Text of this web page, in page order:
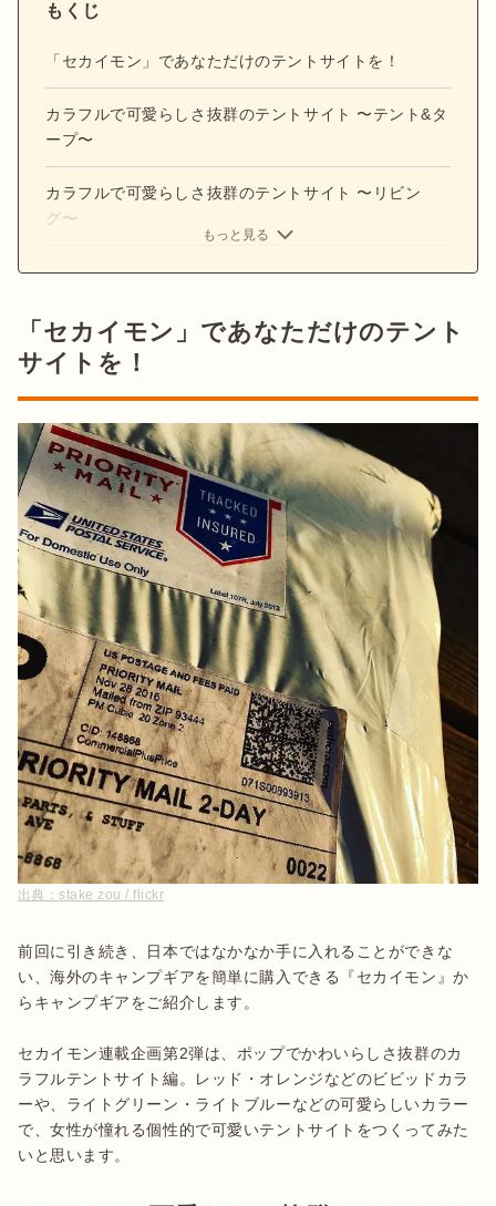
もくじ
「セカイモン」であなただけのテントサイトを！
カラフルで可愛らしさ抜群のテントサイト 〜テント&タ
ープ〜
カラフルで可愛らしさ抜群のテントサイト 〜リビン
グ〜
もっと見る
「セカイモン」であなただけのテント
サイトを！
出典： stake zou / flickr
前回に引き続き、日本ではなかなか手に入れることができな
い、海外のキャンプギアを簡単に購入できる『セカイモン』か
らキャンプギアをご紹介します。
セカイモン連載企画第2弾は、ポップでかわいらしさ抜群のカ
ラフルテントサイト編。レッド・オレンジなどのビビッドカラ
ーや、ライトグリーン・ライトブルーなどの可愛らしいカラー
で、女性が憧れる個性的で可愛いテントサイトをつくってみた
いと思います。